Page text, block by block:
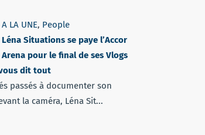
A LA UNE, People
Léna Situations se paye l’Accor
Arena pour le final de ses Vlogs
dit tout
passés à documenter son
la caméra, Léna Sit...